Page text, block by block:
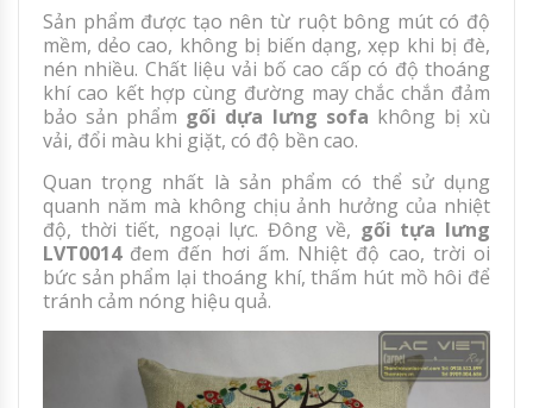
Sản phẩm được tạo nên từ ruột bông mút có độ
mềm, dẻo cao, không bị biến dạng, xẹp khi bị đè,
nén nhiều. Chất liệu vải bố cao cấp có độ thoáng
khí cao kết hợp cùng đường may chắc chắn đảm
bảo sản phẩm gối dựa lưng sofa không bị xù
vải, đổi màu khi giặt, có độ bền cao.
Quan trọng nhất là sản phẩm có thể sử dụng
quanh năm mà không chịu ảnh hưởng của nhiệt
độ, thời tiết, ngoại lực. Đông về, gối tựa lưng
LVT0014đem đến hơi ấm. Nhiệt độ cao, trời oi
bức sản phẩm lại thoáng khí, thấm hút mồ hôi để
tránh cảm nóng hiệu quả.